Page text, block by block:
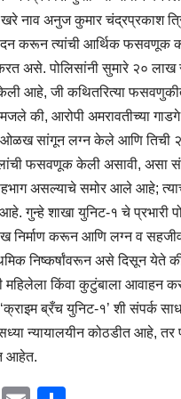
नाव अनुज कुमार चंद्रप्रकाश
करून त्यांची आर्थिक फसवणूक
करत असे. पोलिसांनी सुमारे २०
आहे, जी कथितरित्या
की, आरोपी अमरावतीच्या
ओळख सांगून लग्न केले आणि तिची
फसवणूक केली असावी, असा
असल्याचे समोर आले आहे;
गुन्हे शाखा युनिट-१ चे प्रभारी
निर्माण करून आणि लग्न व
निष्कर्षांवरून असे दिसून येते
महिलेला किंवा कुटुंबाला आवाहन
ब्रँच युनिट-१’ शी संपर्क
न्यायालयीन कोठडीत आहे, तर
आहेत.